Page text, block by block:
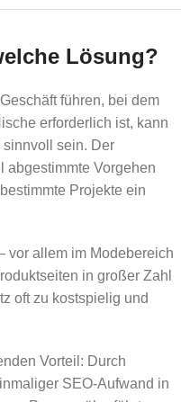
Lösung?
führen, bei dem
erforderlich ist, kann
sein. Der
abgestimmte Vorgehen
Projekte ein
vor allem im Modebereich
in großer Zahl
oft zu kostspielig und
Vorteil: Durch
SEO-Aufwand in